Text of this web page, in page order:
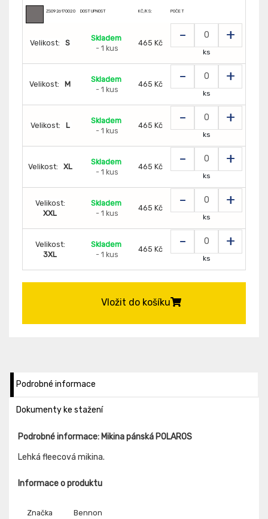
ZS0926170020 DOSTUPNOST KČ/KS: POČET
Velikost: S
Skladem
- 1 kus
465 Kč - +
ks
Velikost: M
Skladem
- 1 kus
465 Kč - +
ks
Velikost: L
Skladem
- 1 kus
465 Kč - +
ks
Velikost: XL
Skladem
- 1 kus
465 Kč - +
ks
Velikost:
XXL
Skladem
- 1 kus
465 Kč - +
ks
Velikost:
3XL
Skladem
- 1 kus
465 Kč - +
ks
Vložit do košíku
Podrobné informace
Dokumenty ke stažení
Podrobné informace: Mikina pánská POLAROS
Lehká fleecová mikina.
Informace o produktu
Značka Bennon